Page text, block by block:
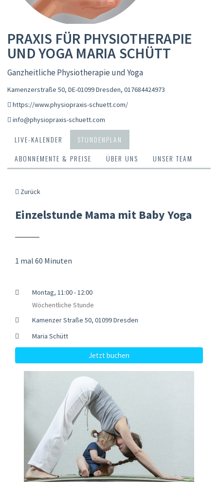
PRAXIS FÜR PHYSIOTHERAPIE
UND YOGA MARIA SCHÜTT
Ganzheitliche Physiotherapie und Yoga
Kamenzerstraße 50, DE-01099 Dresden, 017684424973
https://www.physiopraxis-schuett.com/
info@physiopraxis-schuett.com
LIVE-KALENDER
STUNDENPLAN
ABONNEMENTE & PREISE
ÜBER UNS UNSER TEAM
Zurück
Einzelstunde Mama mit Baby Yoga
1 mal 60 Minuten
Montag, 11:00 - 12:00
Wöchentliche Stunde
Kamenzer Straße 50, 01099 Dresden
Maria Schütt
Jetzt buchen